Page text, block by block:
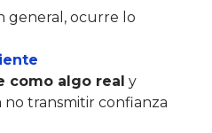
general, ocurre lo
como algo real y
transmitir confianza